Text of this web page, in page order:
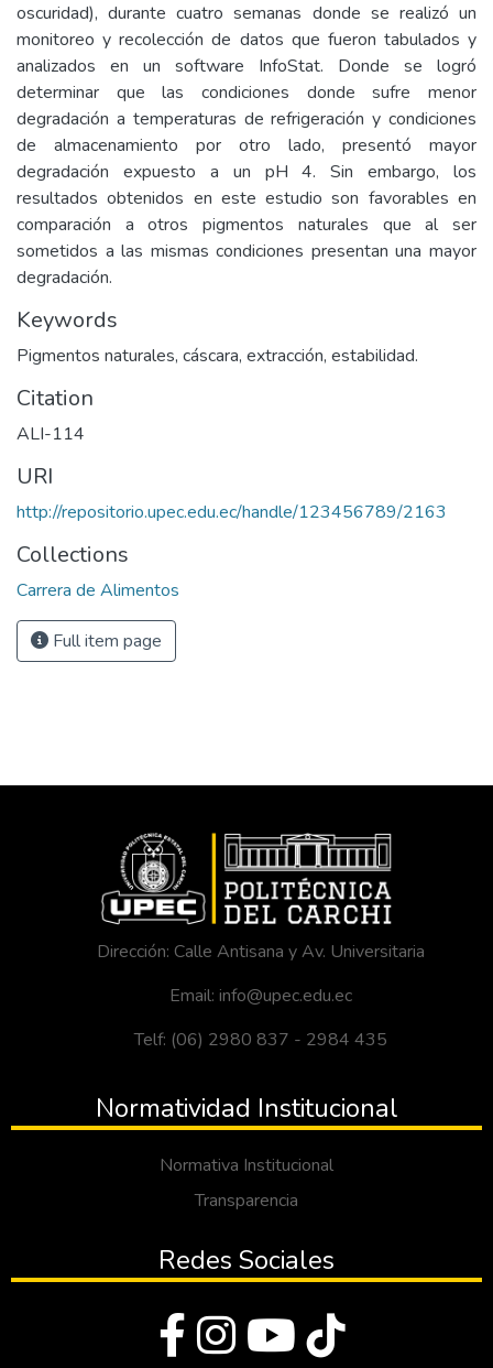
oscuridad), durante cuatro semanas donde se realizó un
monitoreo y recolección de datos que fueron tabulados y
analizados en un software InfoStat. Donde se logró
determinar que las condiciones donde sufre menor
degradación a temperaturas de refrigeración y condiciones
de almacenamiento por otro lado, presentó mayor
degradación expuesto a un pH 4. Sin embargo, los
resultados obtenidos en este estudio son favorables en
comparación a otros pigmentos naturales que al ser
sometidos a las mismas condiciones presentan una mayor
degradación.
Keywords
Pigmentos naturales, cáscara, extracción, estabilidad.
Citation
ALI-114
URI
http://repositorio.upec.edu.ec/handle/123456789/2163
Collections
Carrera de Alimentos
Full item page
Dirección: Calle Antisana y Av. Universitaria
Email: info@upec.edu.ec
Telf: (06) 2980 837 - 2984 435
Normatividad Institucional
Normativa Institucional
Transparencia
Redes Sociales